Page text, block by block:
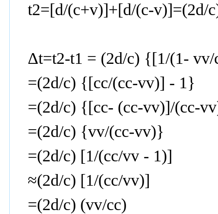
t2=[d/(c+v)]+[d/(c-v)]=(2d/
Δt=t2-t1 = (2d/c) {[1/(1-
=(2d/c) {[cc/(cc-vv)] - 1}
=(2d/c) {[cc- (cc-vv)]/(cc-
=(2d/c) {vv/(cc-vv)}
=(2d/c) [1/(cc/vv - 1)]
≈(2d/c) [1/(cc/vv)]
=(2d/c) (vv/cc)